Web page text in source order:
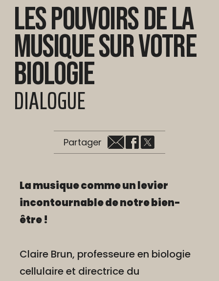
Les pouvoirs de la
musique sur votre
biologie
DIALOGUE
Partager
La musique comme un levier
incontournable de notre bien-
être !
Claire Brun, professeure en biologie
cellulaire et directrice du